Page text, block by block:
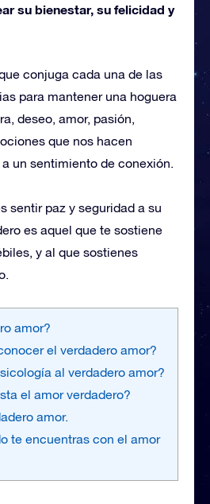
su bienestar, su felicidad y
conjuga cada una de las
para mantener una hoguera
deseo, amor, pasión,
que nos hacen
un sentimiento de conexión.
sentir paz y seguridad a su
es aquel que te sostiene
y al que sostienes
amor?
el verdadero amor?
al verdadero amor?
el amor verdadero?
amor.
te encuentras con el amor